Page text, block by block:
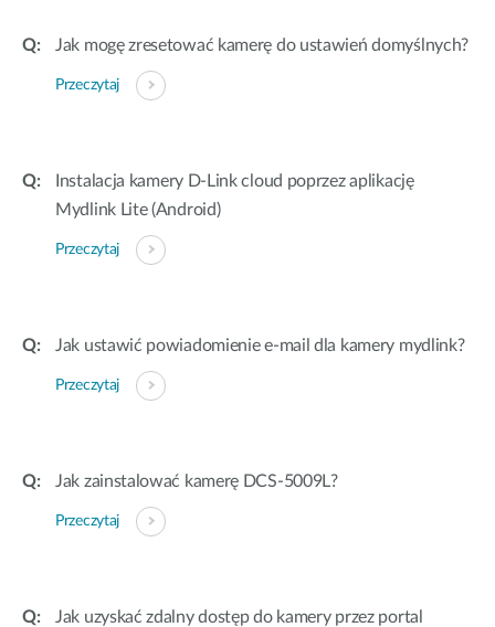
Jak mogę zresetować kamerę do ustawień domyślnych?
Przeczytaj
Instalacja kamery D-Link cloud poprzez aplikację
Mydlink Lite (Android)
Przeczytaj
Jak ustawić powiadomienie e-mail dla kamery mydlink?
Przeczytaj
Jak zainstalować kamerę DCS-5009L?
Przeczytaj
Jak uzyskać zdalny dostęp do kamery przez portal